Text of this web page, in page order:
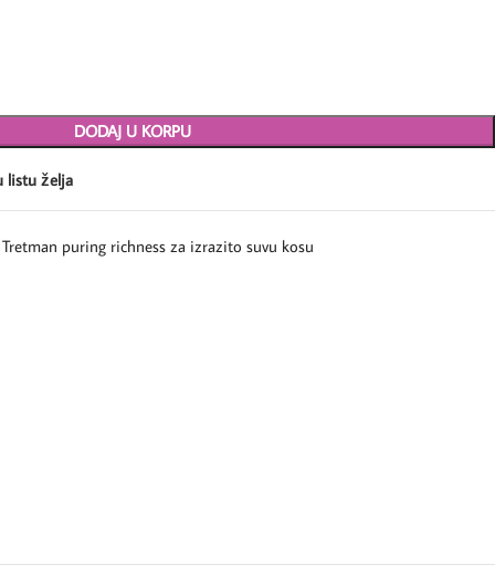
DODAJ U KORPU
listu želja
Tretman puring richness za izrazito suvu kosu